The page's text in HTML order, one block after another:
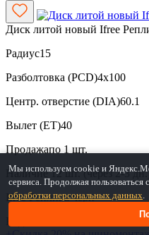
Диск литой новый Ifree
Радиус15
Разболтовка (PCD)4x100
Центр. отверстие (DIA)60.1
Вылет (ET)40
Продажапо 1 шт.
Наличие 12 шт. (через 2-3
Ifree Репликачерн
Мы используем cookie и
сервиса. Продолжая пользоваться
обработки персональных данных.